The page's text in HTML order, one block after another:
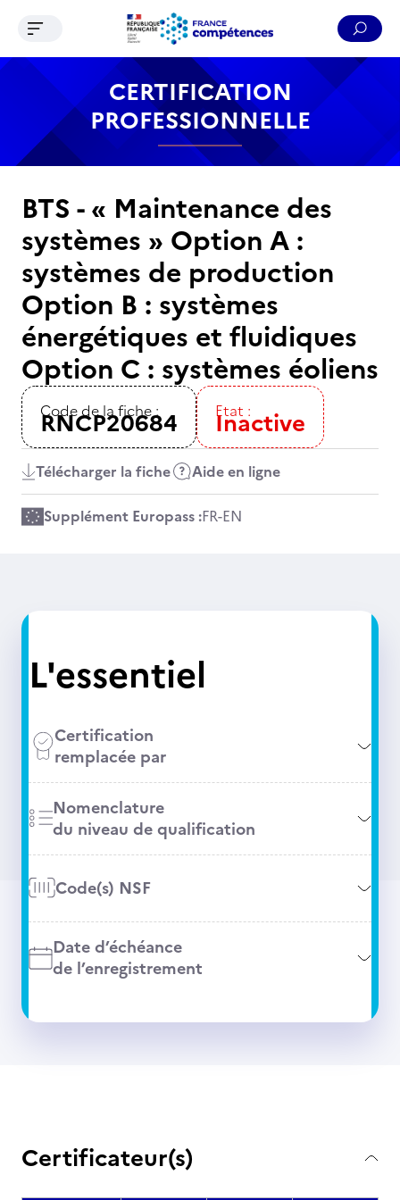
Contenu Recherche Menu Pied de page
Ouvrir le menu de navigation
CERTIFICATION
PROFESSIONNELLE
BTS - « Maintenance des
systèmes » Option A :
systèmes de production
Option B : systèmes
énergétiques et fluidiques
Option C : systèmes éoliens
Code de la fiche :
RNCP20684 Etat :
Inactive
Télécharger la fiche Aide en ligne
Supplément Europass :FR-EN
L'essentiel
Certification
remplacée par
Nomenclature
du niveau de qualification
Code(s) NSF
Date d’échéance
de l’enregistrement
Certificateur(s)